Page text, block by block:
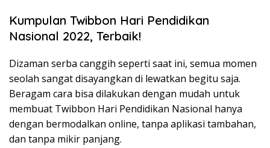
Kumpulan Twibbon Hari Pendidikan
Nasional 2022, Terbaik!
Dizaman serba canggih seperti saat ini, semua momen
seolah sangat disayangkan di lewatkan begitu saja.
Beragam cara bisa dilakukan dengan mudah untuk
membuat Twibbon Hari Pendidikan Nasional hanya
dengan bermodalkan online, tanpa aplikasi tambahan,
dan tanpa mikir panjang.